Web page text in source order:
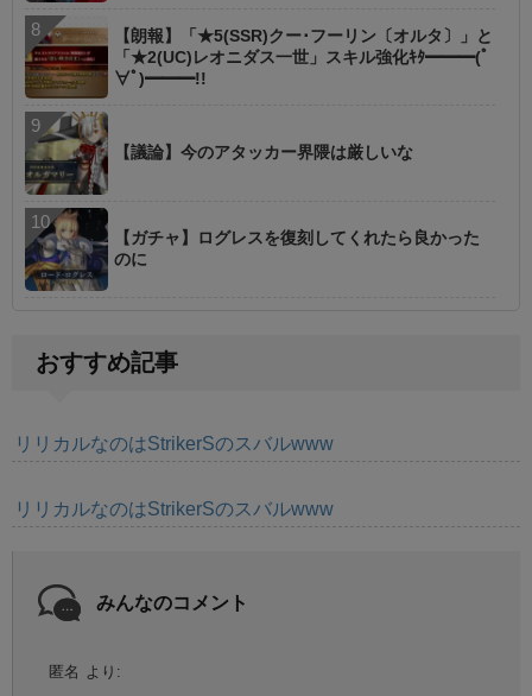
【朗報】「★5(SSR)クー･フーリン〔オルタ〕」と
「★2(UC)レオニダス一世」スキル強化ｷﾀ━━━(ﾟ
∀ﾟ)━━━!!
【議論】今のアタッカー界隈は厳しいな
【ガチャ】ログレスを復刻してくれたら良かった
のに
おすすめ記事
リリカルなのはStrikerSのスバルwww
リリカルなのはStrikerSのスバルwww
みんなのコメント
匿名 より: